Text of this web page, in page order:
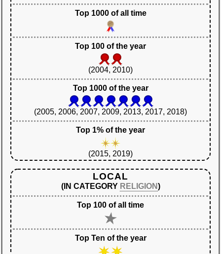
Top 1000 of all time
Top 100 of the year
(2004, 2010)
Top 1000 of the year
(2005, 2006, 2007, 2009, 2013, 2017, 2018)
Top 1% of the year
(2015, 2019)
LOCAL
(IN CATEGORY RELIGION)
Top 100 of all time
Top Ten of the year